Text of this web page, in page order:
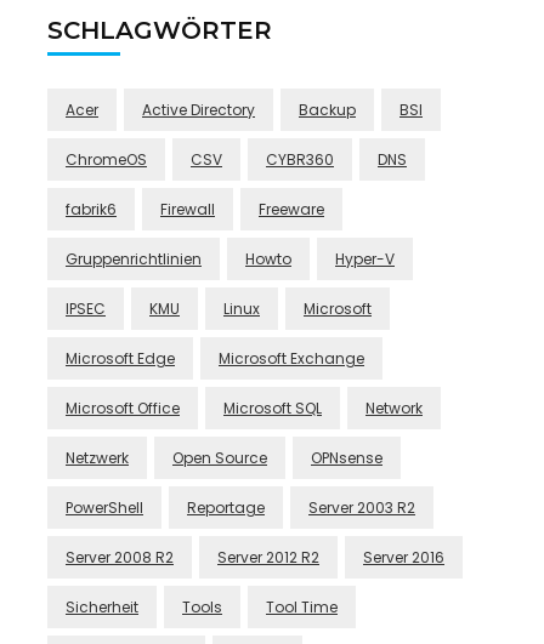
SCHLAGWÖRTER
Acer Active Directory Backup BSI
ChromeOS CSV CYBR360 DNS
fabrik6 Firewall Freeware
Gruppenrichtlinien Howto Hyper-V
IPSEC KMU Linux Microsoft
Microsoft Edge Microsoft Exchange
Microsoft Office Microsoft SQL Network
Netzwerk Open Source OPNsense
PowerShell Reportage Server 2003 R2
Server 2008 R2 Server 2012 R2 Server 2016
Sicherheit Tools Tool Time